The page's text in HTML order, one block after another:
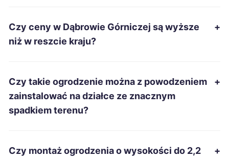
Grudziądz
Radomsko
Rzeszów 65 zł
Czy ceny w Dąbrowie Górniczej są wyższe
niż w reszcie kraju?
+
Czy takie ogrodzenie można z powodzeniem
zainstalować na działce ze znacznym
spadkiem terenu?
+
Czy montaż ogrodzenia o wysokości do 2,2
+